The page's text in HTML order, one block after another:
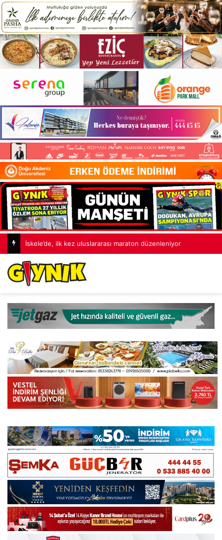
İskele’de, ilk kez uluslararası maraton düzenleniyor